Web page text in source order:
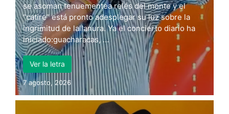
se asoman tenuementea relés del monte y el
“catire” está pronto adesplegar su luz sobre la
ingrimitud de lallanura. Ya el concierto diario ha
iniciado:guacharacas, …
Ver la letra
7 agosto, 2026